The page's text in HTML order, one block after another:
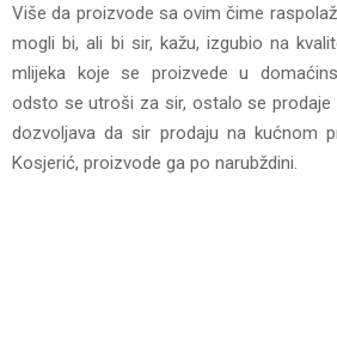
Više da proizvode sa ovim čime
mogli bi, ali bi sir, kažu, izgubio na
mlijeka koje se proizvede u
odsto se utroši za sir, ostalo se prodaje
dozvoljava da sir prodaju na kućnom
Kosjerić, proizvode ga po narubždini.